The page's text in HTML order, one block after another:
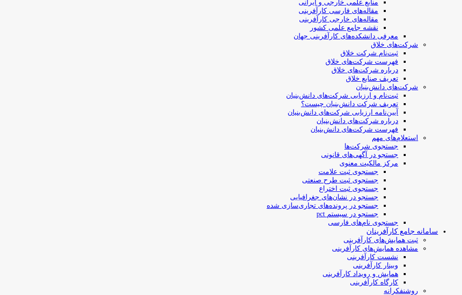
منابع علمی خارجی و ایرانی
مقاله‌های فارسی کارآفرینی
مقاله‌های خارجی کارآفرینی
نقشه جامع علمی کشور
معرفی دانشکده‌های کارآفرینی جهان
شرکت‌های خلاق
ثبت‌نام شرکت خلاق
فهرست شرکت‌های خلاق
درباره شرکت‌های خلاق
تعریف صنایع خلاق
شرکت‌های دانش‌بنیان
ثبت‌نام و ارزیابی شرکت‌های دانش‌بنیان
تعریف شرکت دانش‌بنیان چیست؟
آیین‌نامه ارزیابی شرکت‌های دانش‌بنیان
درباره شرکت‌های دانش‌بنیان
فهرست شرکت‌های دانش‌بنیان
استعلام‌های مهم
جستجوی شرکت‌ها
جستجو در آگهی‌های قانونی
مرکز مالکیت معنوی
جستجوی ثبت علامت
جستجوی ثبت طرح صنعتی
جستجوی ثبت اختراع
جستجو در نشان‌های جغرافیایی
جستجو در پرونده‌های تجاری‌سازی شده
جستجو در سیستم pct
جستجوی نام‌های فارسی
سامانه جامع کارآفرینان
ثبت همایش‌های کارآفرینی
مشاهده همایش‌های کارآفرینی
نشست کارآفرینی
وبینار کارآفرینی
همایش و رویداد کارآفرینی
کارگاه کارآفرینی
روشنفکرانه